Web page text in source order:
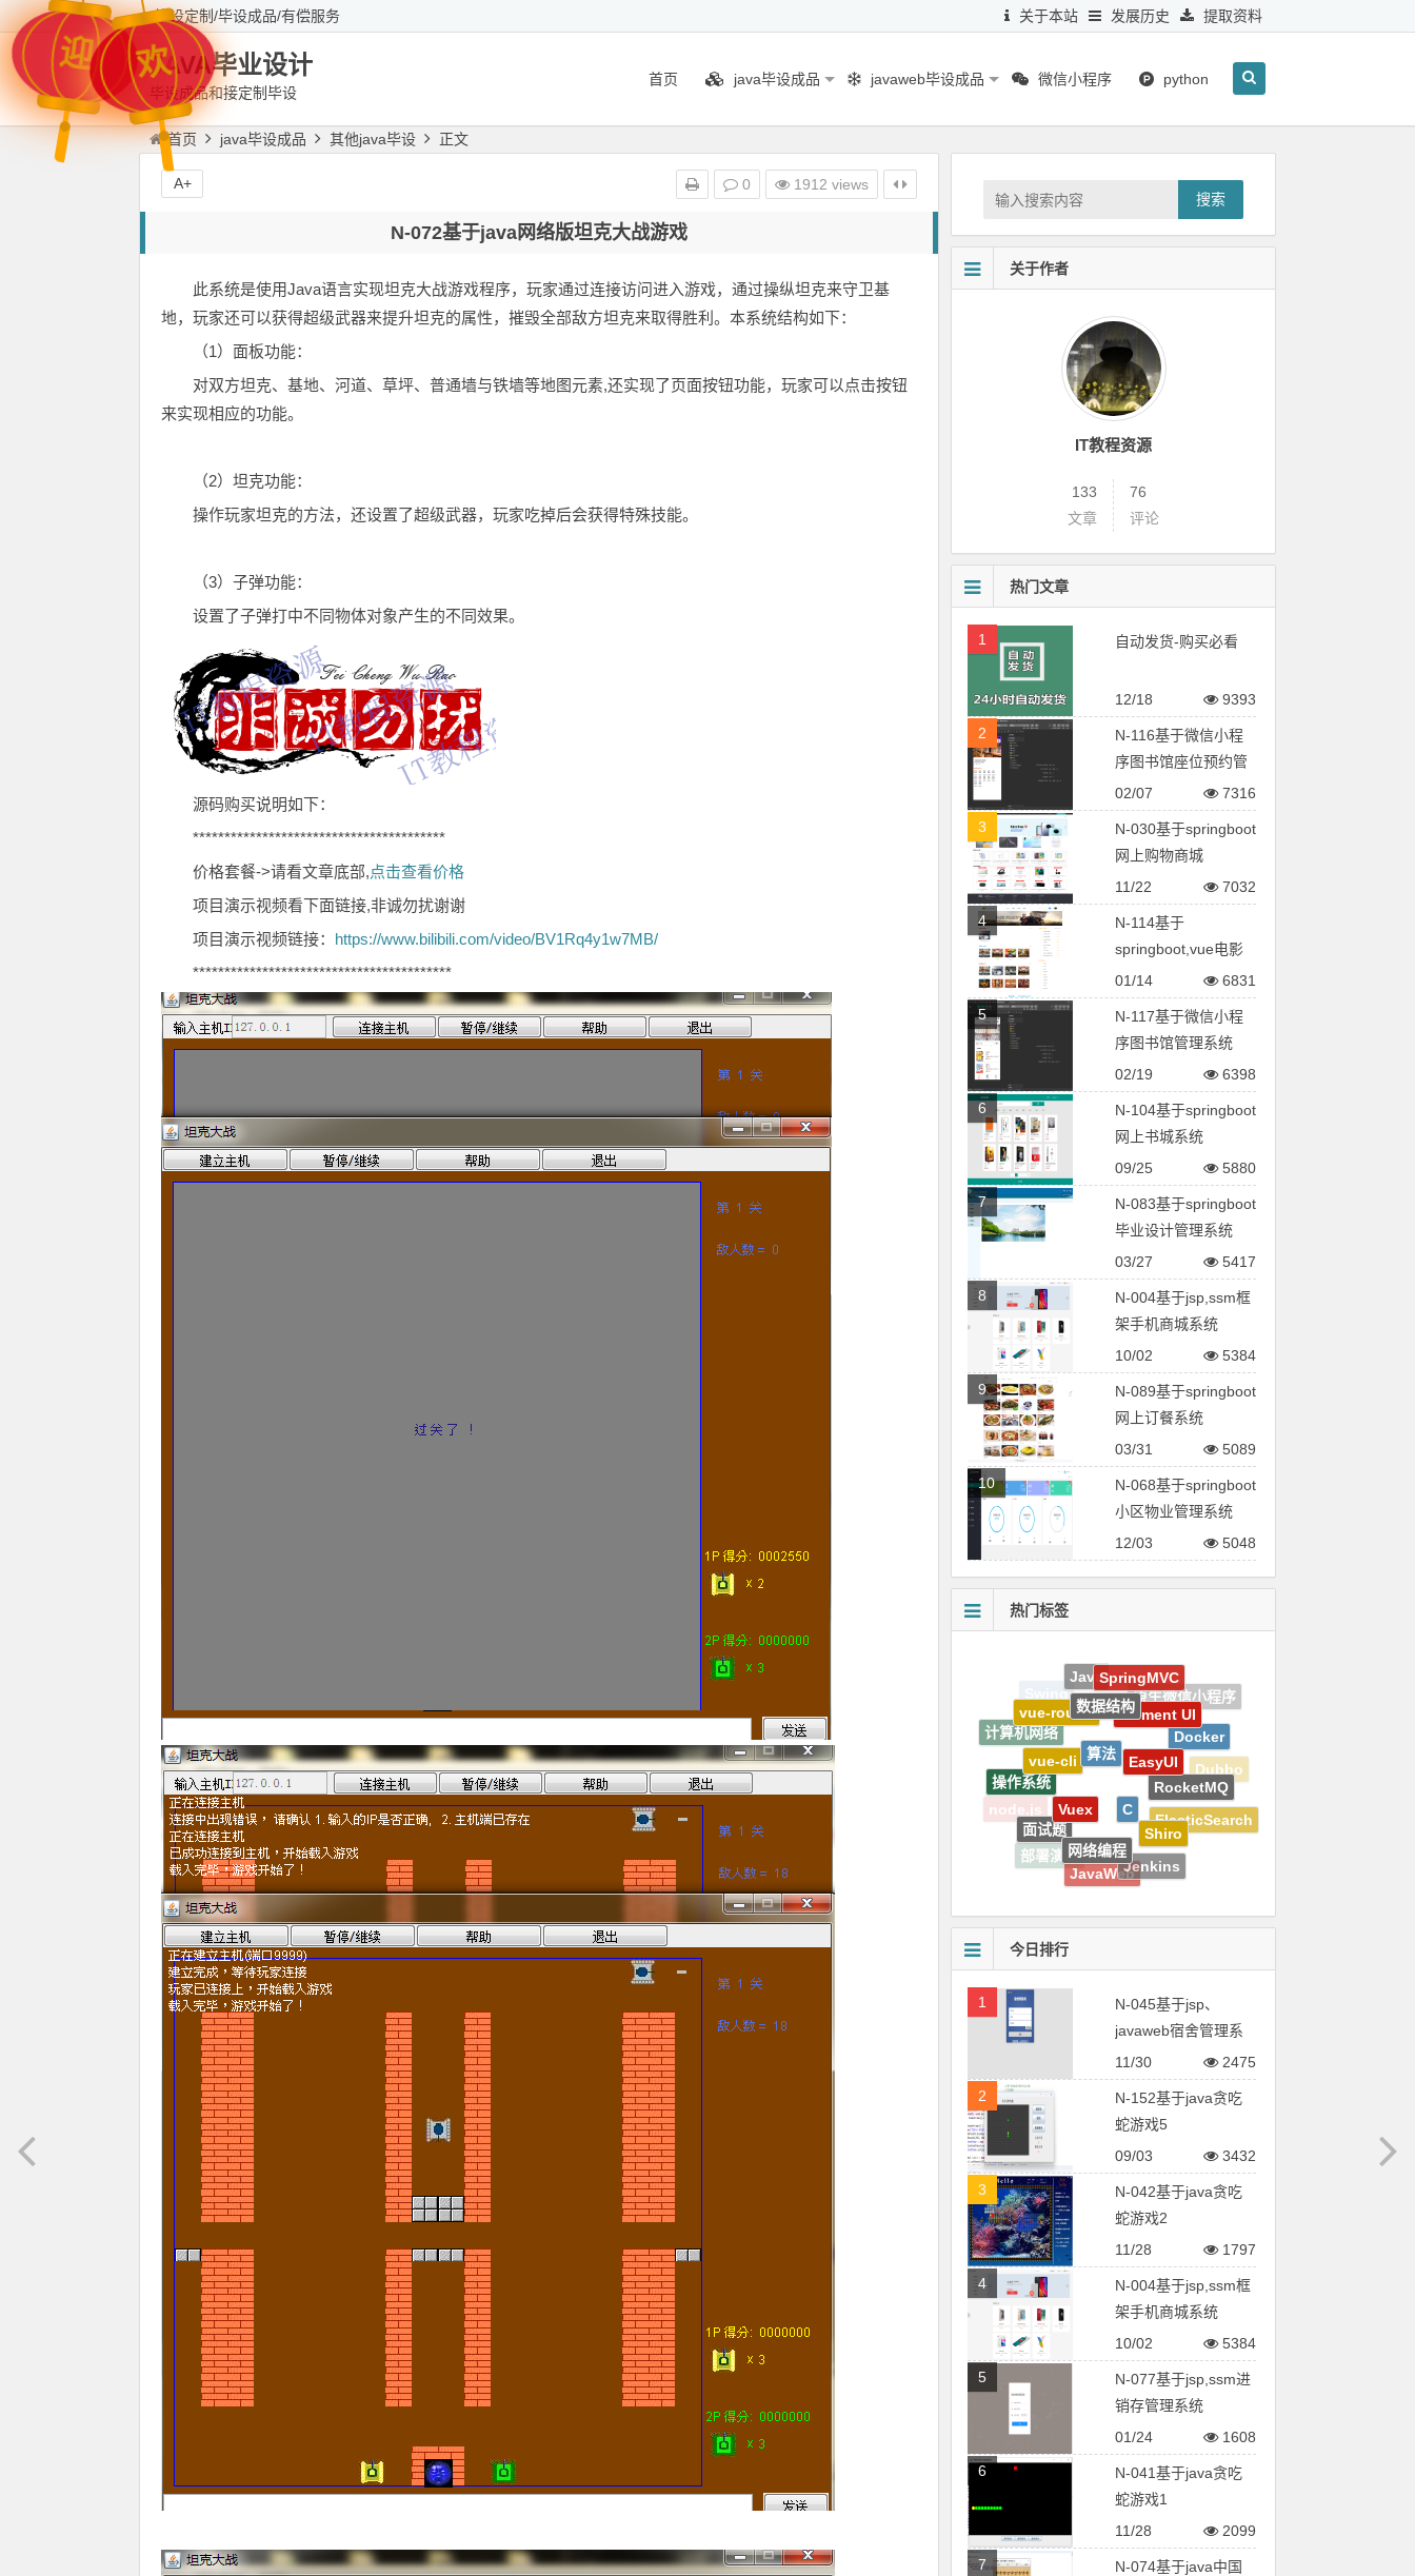
迎 欢
毕设定制/毕设成品/有偿服务 关于本站 发展历史 提取资料
JAVA毕业设计
毕设成品和接定制毕设
首页 java毕设成品 javaweb毕设成品 微信小程序 python
首页 java毕设成品 其他java毕设 正文
N-072基于java网络版坦克大战游戏
此系统是使用Java语言实现坦克大战游戏程序，玩家通过连接访问进入游戏，通过操纵坦克来守卫基
地，玩家还可以获得超级武器来提升坦克的属性，摧毁全部敌方坦克来取得胜利。本系统结构如下：
（1）面板功能：
对双方坦克、基地、河道、草坪、普通墙与铁墙等地图元素,还实现了页面按钮功能，玩家可以点击按钮
来实现相应的功能。
（2）坦克功能：
操作玩家坦克的方法，还设置了超级武器，玩家吃掉后会获得特殊技能。
（3）子弹功能：
设置了子弹打中不同物体对象产生的不同效果。
源码购买说明如下：
****************************************
价格套餐->请看文章底部,点击查看价格
项目演示视频看下面链接,非诚勿扰谢谢
项目演示视频链接： https://www.bilibili.com/video/BV1Rq4y1w7MB/
*****************************************
0 1912 views
A+
搜索
关于作者
IT教程资源
133
文章
76
评论
热门文章
1 自动发货-购买必看
12/18
9393
2
N-116基于微信小程
序图书馆座位预约管
理系统
02/07
7316
3
N-030基于springboot
网上购物商城
11/22
7032
4
N-114基于
springboot,vue电影
院售票系统
01/14
6831
5
N-117基于微信小程
序图书馆管理系统
02/19
6398
6
N-104基于springboot
网上书城系统
09/25
5880
7
N-083基于springboot
毕业设计管理系统
03/27
5417
8
N-004基于jsp,ssm框
架手机商城系统
10/02
5384
9
N-089基于springboot
网上订餐系统
03/31
5089
10
N-068基于springboot
小区物业管理系统
12/03
5048
热门标签
计算机网络
vue-router
数据结构
Element UI
Docker
Dubbo
node.js
操作系统
vue-cli
算法
EasyUI
RocketMQ
ElasticSearch
SpringCloud
Hibernate
JVM
部署演示
面试题
Vuex C
Shiro
Jenkins
JavaWeb
网络编程
今日排行
1
N-045基于jsp、
javaweb宿舍管理系
统
11/30
2475
2
N-152基于java贪吃
蛇游戏5
09/03
3432
3
N-042基于java贪吃
蛇游戏2
11/28
1797
4
N-004基于jsp,ssm框
架手机商城系统
10/02
5384
5
N-077基于jsp,ssm进
销存管理系统
01/24
1608
6
N-041基于java贪吃
蛇游戏1
11/28
2099
7
N-074基于java中国